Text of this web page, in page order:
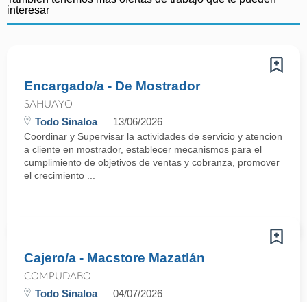
interesar
Encargado/a - De Mostrador
SAHUAYO
Todo Sinaloa 13/06/2026
Coordinar y Supervisar la actividades de servicio y atencion
a cliente en mostrador, establecer mecanismos para el
cumplimiento de objetivos de ventas y cobranza, promover
el crecimiento ...
Cajero/a - Macstore Mazatlán
COMPUDABO
Todo Sinaloa 04/07/2026